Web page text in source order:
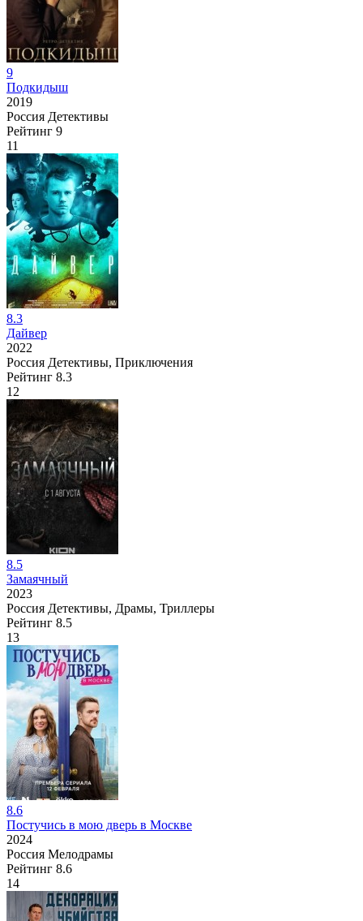
9
Подкидыш
2019
Россия Детективы
Рейтинг 9
11
8.3
Дайвер
2022
Россия Детективы, Приключения
Рейтинг 8.3
12
8.5
Замаячный
2023
Россия Детективы, Драмы, Триллеры
Рейтинг 8.5
13
8.6
Постучись в мою дверь в Москве
2024
Россия Мелодрамы
Рейтинг 8.6
14